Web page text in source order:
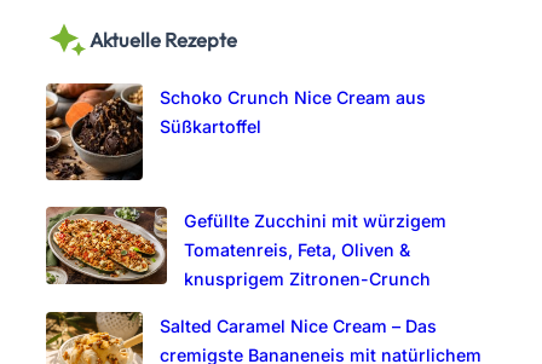
r
h
Aktuelle Rezepte
Schoko Crunch Nice Cream aus
Süßkartoffel
Gefüllte Zucchini mit würzigem
Tomatenreis, Feta, Oliven &
knusprigem Zitronen-Crunch
Salted Caramel Nice Cream – Das
cremigste Bananeneis mit natürlichem